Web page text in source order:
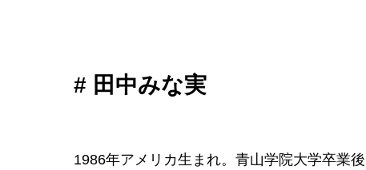
# 田中みな実
1986年アメリカ生まれ。青山学院大学卒業